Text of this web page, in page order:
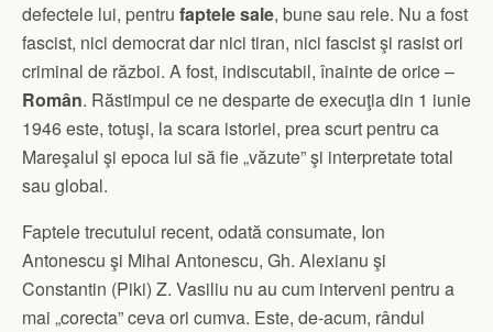
defectele lui, pentru faptele sale, bune sau rele. Nu a fost
fascist, nici democrat dar nici tiran, nici fascist şi rasist ori
criminal de război. A fost, indiscutabil, înainte de orice –
Român. Răstimpul ce ne desparte de execuţia din 1 iunie
1946 este, totuşi, la scara istoriei, prea scurt pentru ca
Mareşalul şi epoca lui să fie „văzute” şi interpretate total
sau global.
Faptele trecutului recent, odată consumate, Ion
Antonescu şi Mihai Antonescu, Gh. Alexianu şi
Constantin (Piki) Z. Vasiliu nu au cum interveni pentru a
mai „corecta” ceva ori cumva. Este, de-acum, rândul